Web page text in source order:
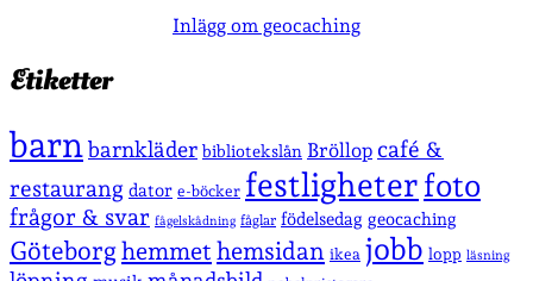
Inlägg om geocaching
Etiketter
barnbarnkläder bibliotekslån Bröllop café &
restaurang dator e-böcker festligheterfoto
frågor & svar fågelskådning fåglar födelsedag geocaching
Göteborghemmet hemsidan ikea jobb lopp läsning